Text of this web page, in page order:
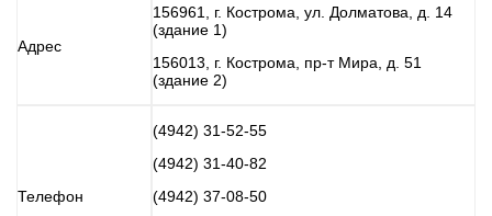
Адрес
156961, г. Кострома, ул. Долматова, д. 14
(здание 1)
156013, г. Кострома, пр-т Мира, д. 51
(здание 2)
Телефон
(4942) 31-52-55
(4942) 31-40-82
(4942) 37-08-50